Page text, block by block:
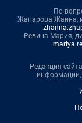
По
Жапарова Жанна,
Ревина Мария,
Редакция
информации,